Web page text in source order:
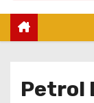
Petrol